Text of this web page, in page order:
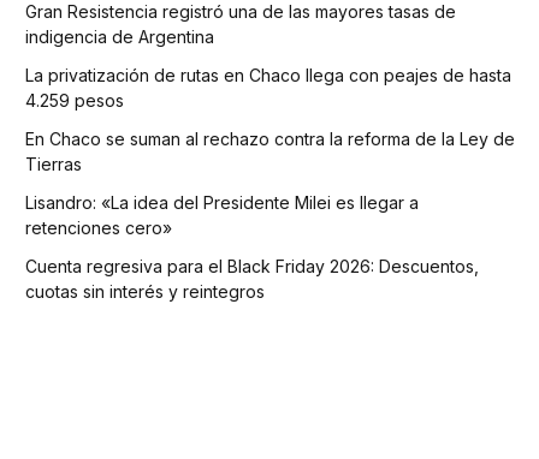
Gran Resistencia registró una de las mayores tasas de
indigencia de Argentina
La privatización de rutas en Chaco llega con peajes de hasta
4.259 pesos
En Chaco se suman al rechazo contra la reforma de la Ley de
Tierras
Lisandro: «La idea del Presidente Milei es llegar a
retenciones cero»
Cuenta regresiva para el Black Friday 2026: Descuentos,
cuotas sin interés y reintegros